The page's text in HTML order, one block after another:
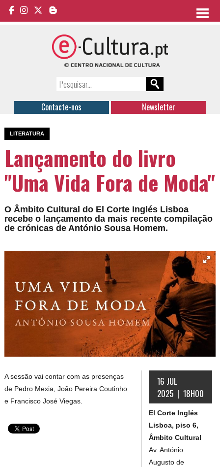
Contacte-nos Newsletter
LITERATURA
Lançamento do livro
"Uma Vida Fora de Moda"
O Âmbito Cultural do El Corte Inglés Lisboa
recebe o lançamento da mais recente compilação
de crónicas de António Sousa Homem.
16 JUL
2025 | 18H00
El Corte Inglés
Lisboa, piso 6,
Âmbito Cultural
Av. António
Augusto de
A sessão vai contar com as presenças
de Pedro Mexia, João Pereira Coutinho
e Francisco José Viegas.